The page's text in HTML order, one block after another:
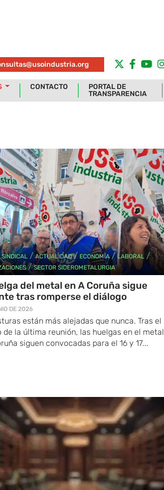
CONTACTO
PORTAL DE
TRANSPARENCIA
/ACTUALIDAD/ECONOMÍA/LABORAL /
/SECTOR SIDEROMETALURGIA
del metal en A Coruña sigue
tras romperse el diálogo
DE 2026
están más alejadas que nunca. Tras el
de la última reunión, las huelgas en el metal
siguen convocadas para el 16 y 17...